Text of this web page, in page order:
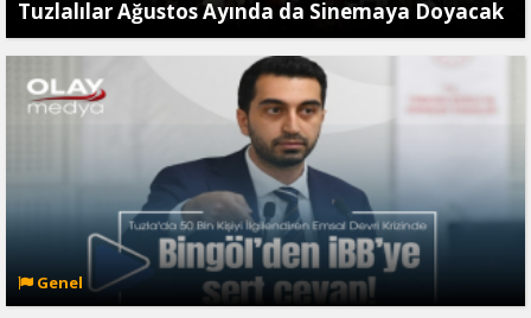
Tuzlalılar Ağustos Ayında da Sinemaya Doyacak
Genel